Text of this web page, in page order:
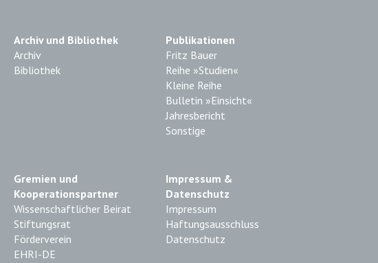
Archiv und Bibliothek
Archiv
Bibliothek
Publikationen
Fritz Bauer
Reihe »Studien«
Kleine Reihe
Bulletin »Einsicht«
Jahresbericht
Sonstige
Gremien und
Kooperationspartner
Wissenschaftlicher Beirat
Stiftungsrat
Förderverein
EHRI-DE
Impressum &
Datenschutz
Impressum
Haftungsausschluss
Datenschutz